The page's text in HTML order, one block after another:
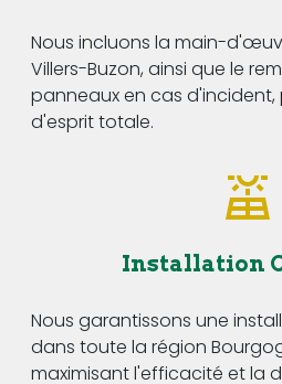
Nous incluons la main-
Villers-Buzon, ainsi que le
panneaux en cas d'incident,
d'esprit totale.
Installation
Nous garantissons une
dans toute la région
maximisant l'efficacité et la